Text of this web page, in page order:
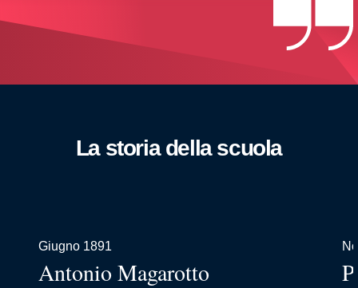
La storia della scuola
Giugno 1891
Antonio Magarotto